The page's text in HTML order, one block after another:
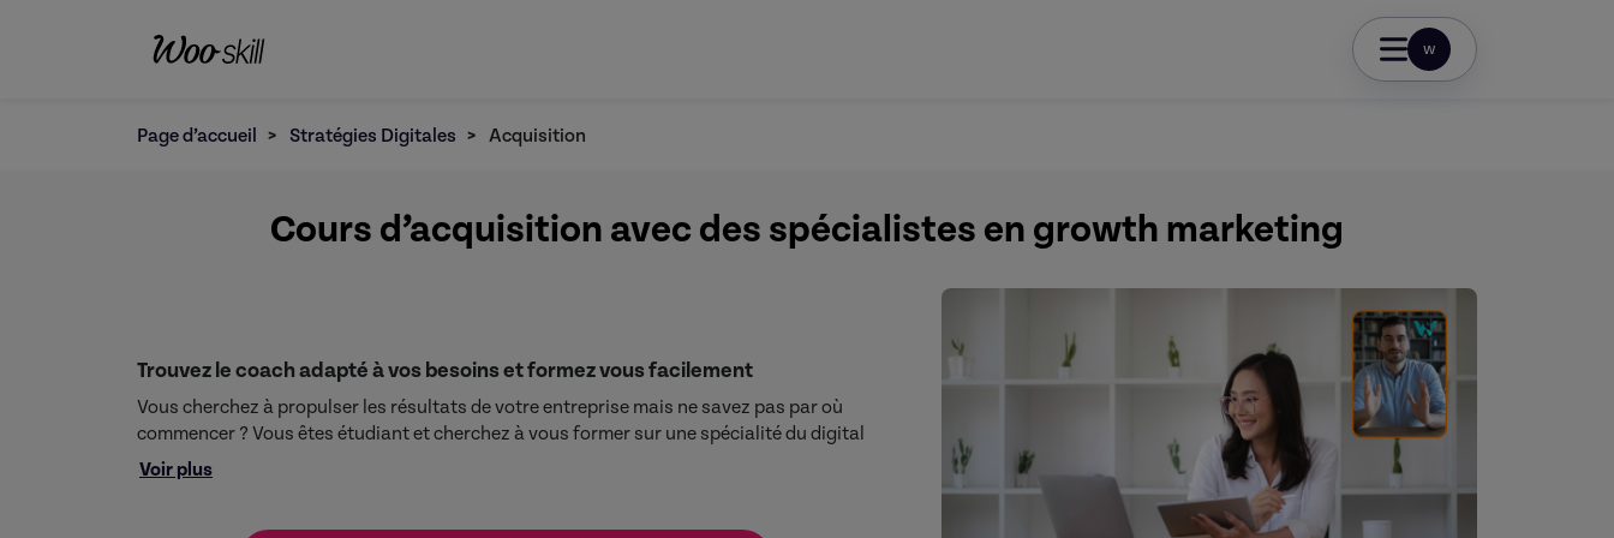
w
Page d’accueil > Stratégies Digitales > Acquisition
Cours d’acquisition avec des spécialistes en growth marketing
Trouvez le coach adapté à vos besoins et formez vous facilement
Vous cherchez à propulser les résultats de votre entreprise mais ne savez pas par où
commencer ? Vous êtes étudiant et cherchez à vous former sur une spécialité du digital
?
Formez vous dès maintenant aux meilleures au growth hacking et à l’acquissition.
Voir plus